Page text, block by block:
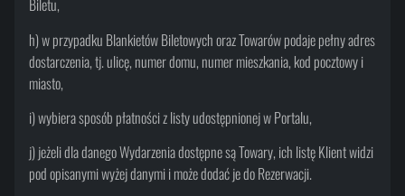
Biletu,
h) w przypadku Blankietów Biletowych oraz Towarów podaje pełny adres
dostarczenia, tj. ulicę, numer domu, numer mieszkania, kod pocztowy i
miasto,
i) wybiera sposób płatności z listy udostępnionej w Portalu,
j) jeżeli dla danego Wydarzenia dostępne są Towary, ich listę Klient widzi
pod opisanymi wyżej danymi i może dodać je do Rezerwacji.